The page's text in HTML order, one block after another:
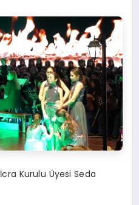
İcra Kurulu Üyesi Seda